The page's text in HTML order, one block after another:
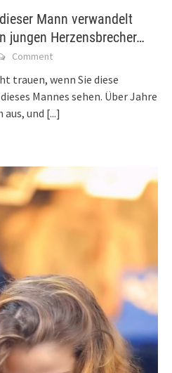
Mann verwandelt
jungen Herzensbrecher…
Comment
trauen, wenn Sie diese
Mannes sehen. Über Jahre
aus, und [...]